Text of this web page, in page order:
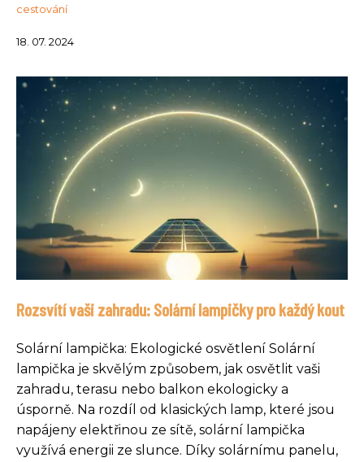
cestování
18. 07. 2024
Rozsvítí vaši zahradu: Solární lampičky pro každý kout
Solární lampička: Ekologické osvětlení Solární
lampička je skvělým způsobem, jak osvětlit vaši
zahradu, terasu nebo balkon ekologicky a
úsporně. Na rozdíl od klasických lamp, které jsou
napájeny elektřinou ze sítě, solární lampička
využívá energii ze slunce. Díky solárnímu panelu,